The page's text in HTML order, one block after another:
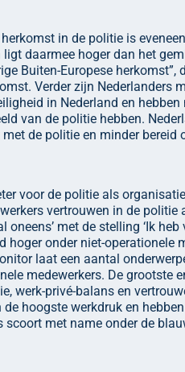
in de politie is
daarmee hoger dan het
Buiten-Europese herkomst”,
Verder zijn Nederlanders
in Nederland en hebben
van de politie hebben.
de politie en minder bereid
voor de politie als
vertrouwen in de politie
oneens’ met de stelling ‘Ik
hoger onder niet-operationele
laat een aantal
medewerkers. De grootste
werk-privé-balans en
hoogste werkdruk en
met name onder de